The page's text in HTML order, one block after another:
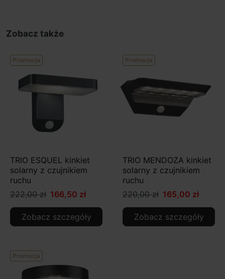
Zobacz także
Promocja
TRIO ESQUEL kinkiet
solarny z czujnikiem
ruchu
222,00 zł 166,50 zł
Zobacz szczegóły
Promocja
TRIO MENDOZA kinkiet
solarny z czujnikiem
ruchu
220,00 zł 165,00 zł
Zobacz szczegóły
Promocja